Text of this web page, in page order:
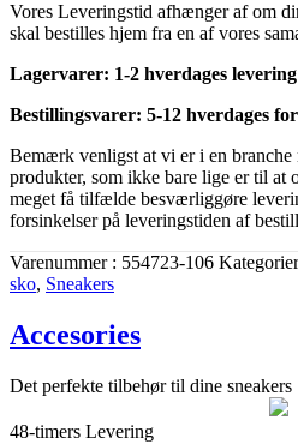
Vores Leveringstid afhænger af om
skal bestilles hjem fra en af vores
Lagervarer: 1-2 hverdages levering
Bestillingsvarer: 5-12 hverdages
Bemærk venligst at vi er i en
produkter, som ikke bare lige er til at
meget få tilfælde besværliggøre
forsinkelser på leveringstiden af
Varenummer 554723-106 Kategorier
sko, Sneakers
Accesories
Det perfekte tilbehør til dine sneakers
48-timers Levering